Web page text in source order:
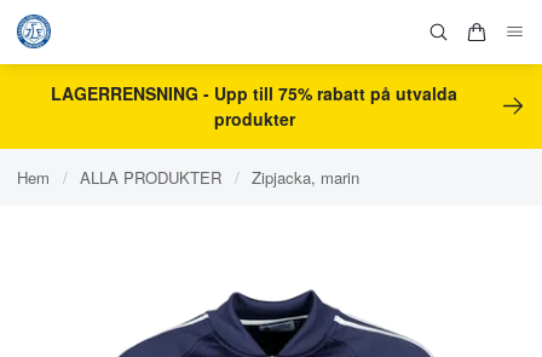
LAGERRENSNING - Upp till 75% rabatt på utvalda
produkter
Hem / ALLA PRODUKTER / Zipjacka, marin